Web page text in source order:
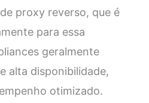
proxy reverso, que é
para essa
geralmente
alta disponibilidade,
otimizado.